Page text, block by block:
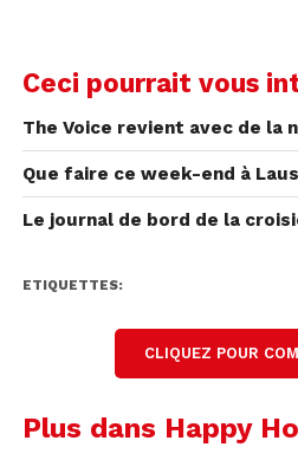
Ceci pourrait vous
The Voice revient avec de la
Que faire ce week-end à
Le journal de bord de la
ETIQUETTES:
CLIQUEZ POUR
Plus dans Happy